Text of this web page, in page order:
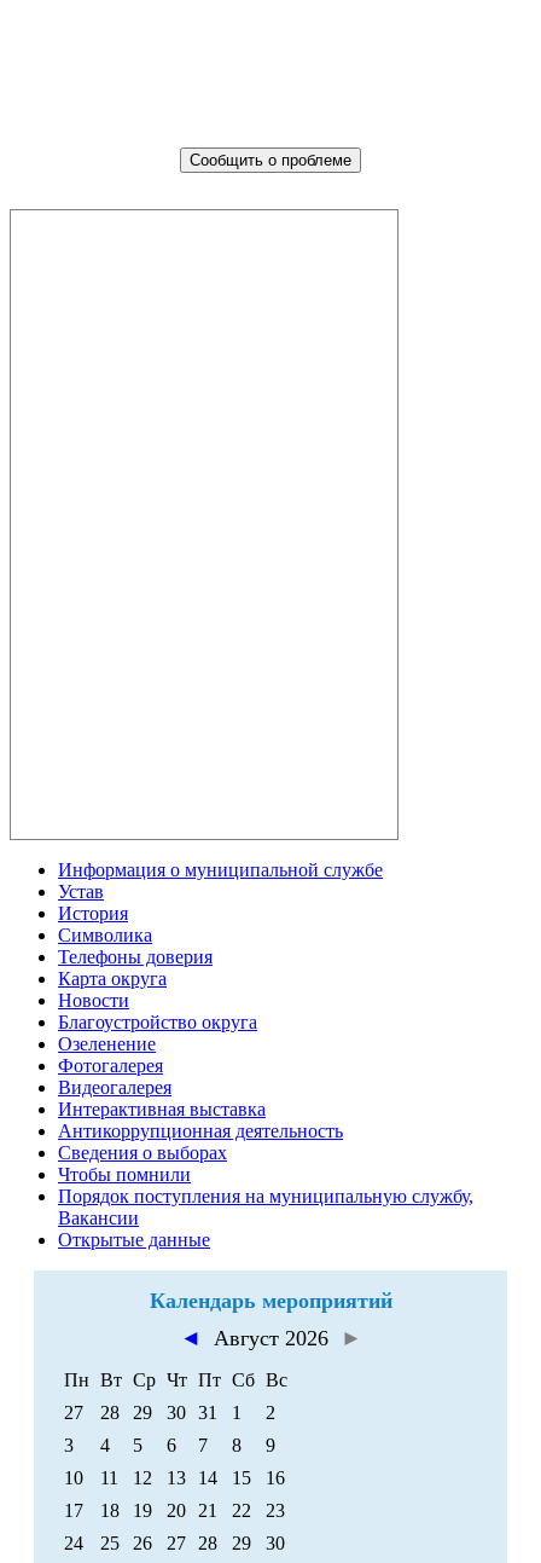
Сообщить о проблеме
Информация о муниципальной службе
Устав
История
Символика
Телефоны доверия
Карта округа
Новости
Благоустройство округа
Озеленение
Фотогалерея
Видеогалерея
Интерактивная выставка
Антикоррупционная деятельность
Сведения о выборах
Чтобы помнили
Порядок поступления на муниципальную службу,
Вакансии
Открытые данные
Календарь мероприятий
◄
Август 2026 ►
Пн Вт Ср Чт Пт Сб Вс
27
28 29 30 31 1
2
3
4 5 6 7 8
9
10
11 12 13 14 15
16
17
18 19 20 21 22
23
24
25 26 27 28 29
30